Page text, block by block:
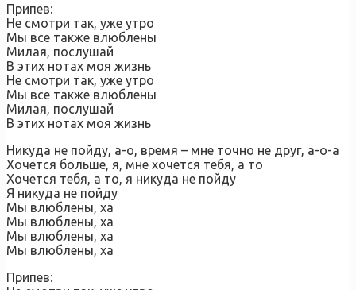
Припев:
Не смотри так, уже утро
Мы все также влюблены
Милая, послушай
В этих нотах моя жизнь
Не смотри так, уже утро
Мы все также влюблены
Милая, послушай
В этих нотах моя жизнь
Никуда не пойду, а-о, время – мне точно не друг, а-о-а
Хочется больше, я, мне хочется тебя, а то
Хочется тебя, а то, я никуда не пойду
Я никуда не пойду
Мы влюблены, ха
Мы влюблены, ха
Мы влюблены, ха
Мы влюблены, ха
Припев: